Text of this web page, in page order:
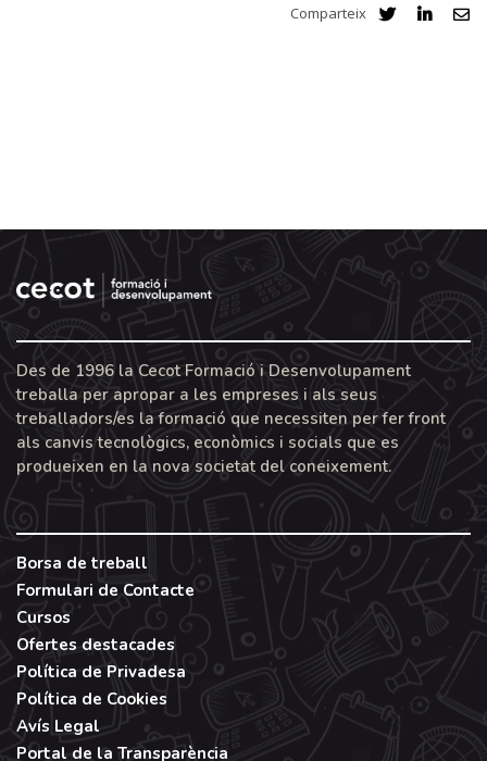
Comparteix
Des de 1996 la Cecot Formació i Desenvolupament
treballa per apropar a les empreses i als seus
treballadors/es la formació que necessiten per fer front
als canvis tecnològics, econòmics i socials que es
produeixen en la nova societat del coneixement.
Borsa de treball
Formulari de Contacte
Cursos
Ofertes destacades
Política de Privadesa
Política de Cookies
Avís Legal
Portal de la Transparència